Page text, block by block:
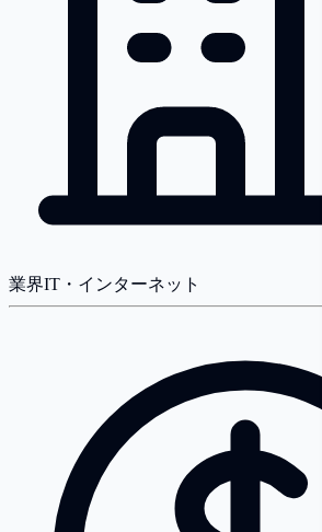
業界IT・インターネット